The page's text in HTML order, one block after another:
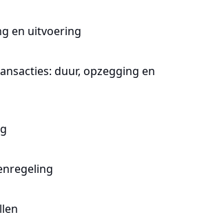
en uitvoering
duur, opzegging en